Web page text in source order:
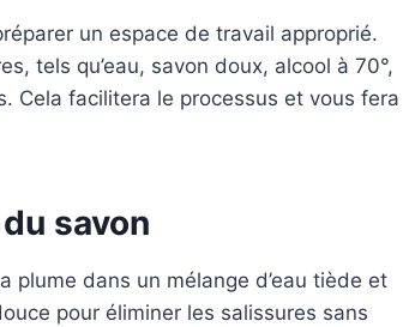
un espace de travail approprié.
tels qu’eau, savon doux, alcool à 70°,
Cela facilitera le processus et vous fera
savon
plume dans un mélange d’eau tiède et
pour éliminer les salissures sans